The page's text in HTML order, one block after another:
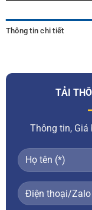
Thông tin chi tiết
TẢI
Thông tin,